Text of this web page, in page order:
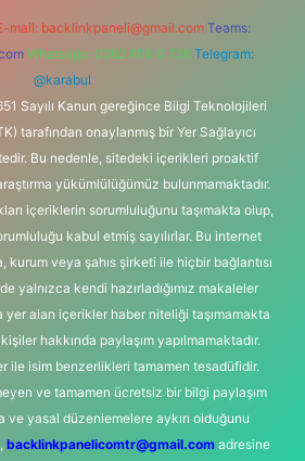
mail: backlinkpaneli@gmail.com Teams:
Whatsapp: 0262 606 0 726 Telegram:
@karabul
Sayılı Kanun gereğince Bilgi Teknolojileri
tarafından onaylanmış bir Yer Sağlayıcı
Bu nedenle, sitedeki içerikleri proaktif
yükümlülüğümüz bulunmamaktadır.
içeriklerin sorumluluğunu taşımakta olup,
kabul etmiş sayılırlar. Bu internet
kurum veya şahıs şirketi ile hiçbir bağlantısı
yalnızca kendi hazırladığımız makaleler
yer alan içerikler haber niteliği taşımamakta
hakkında paylaşım yapılmamaktadır.
ile isim benzerlikleri tamamen tesadüfidir.
ve tamamen ücretsiz bir bilgi paylaşım
ve yasal düzenlemelere aykırı olduğunu
backlinkpanelicomtr@gmail.comadresine